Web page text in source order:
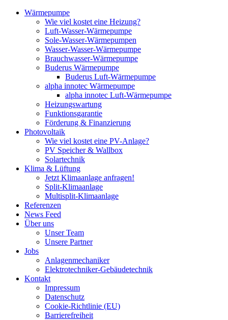
Wärmepumpe
Wie viel kostet eine Heizung?
Luft-Wasser-Wärmepumpe
Sole-Wasser-Wärmepumpen
Wasser-Wasser-Wärmepumpe
Brauchwasser-Wärmepumpe
Buderus Wärmepumpe
Buderus Luft-Wärmepumpe
alpha innotec Wärmepumpe
alpha innotec Luft-Wärmepumpe
Heizungswartung
Funktionsgarantie
Förderung & Finanzierung
Photovoltaik
Wie viel kostet eine PV-Anlage?
PV Speicher & Wallbox
Solartechnik
Klima & Lüftung
Jetzt Klimaanlage anfragen!
Split-Klimaanlage
Multisplit-Klimaanlage
Referenzen
News Feed
Über uns
Unser Team
Unsere Partner
Jobs
Anlagenmechaniker
Elektrotechniker-Gebäudetechnik
Kontakt
Impressum
Datenschutz
Cookie-Richtlinie (EU)
Barrierefreiheit